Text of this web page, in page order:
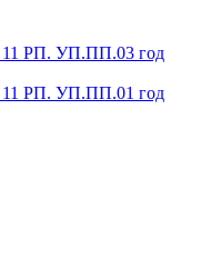
РП. УП.ПП.03 год
РП. УП.ПП.01 год